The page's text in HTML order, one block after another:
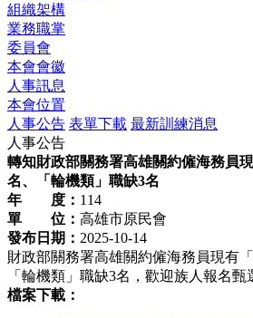
組織架構
業務職掌
委員會
本會會徽
人事訊息
本會位置
人事公告 表單下載 最新訓練消息
人事公告
轉知財政部關務署高雄關約僱海務員
名、「輪機類」職缺3名
年 度： 114
單 位： 高雄市原民會
發布日期： 2025-10-14
財政部關務署高雄關約僱海務員現有
「輪機類」職缺3名，歡迎族人報名甄
檔案下載：